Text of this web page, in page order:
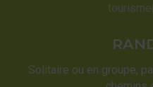
Solitaire ou en groupe,